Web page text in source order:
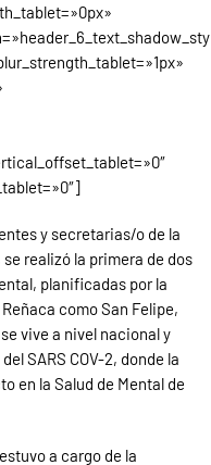
y secretarias/o de la
realizó la primera de dos
planificadas por la
como San Felipe,
vive a nivel nacional y
SARS COV-2, donde la
en la Salud de Mental de
a cargo de la